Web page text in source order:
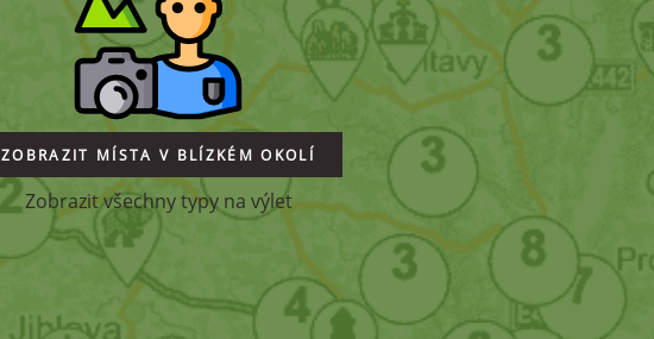
ZOBRAZIT MÍSTA V BLÍZKÉM OKOLÍ
Zobrazit všechny typy na výlet